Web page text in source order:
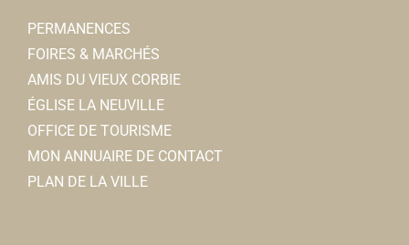
PERMANENCES
FOIRES & MARCHÉS
AMIS DU VIEUX CORBIE
ÉGLISE LA NEUVILLE
OFFICE DE TOURISME
MON ANNUAIRE DE CONTACT
PLAN DE LA VILLE